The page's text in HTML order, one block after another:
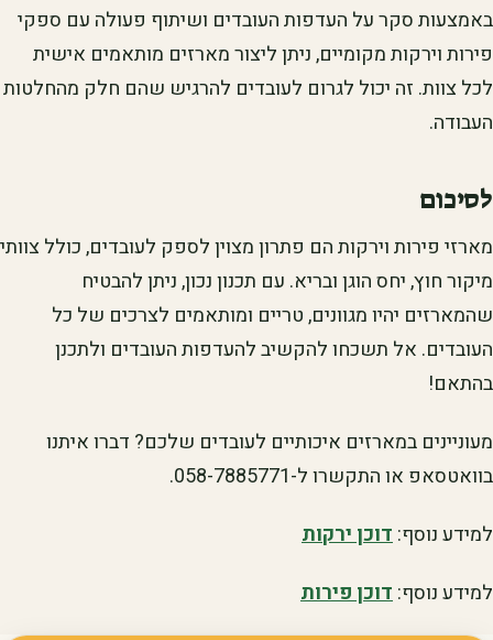
באמצעות סקר על העדפות העובדים ושיתוף פעולה עם ספקי
פירות וירקות מקומיים, ניתן ליצור מארזים מותאמים אישית
לכל צוות. זה יכול לגרום לעובדים להרגיש שהם חלק מהחלטות
העבודה.
לסיכום
מארזי פירות וירקות הם פתרון מצוין לספק לעובדים, כולל צוותי
מיקור חוץ, יחס הוגן ובריא. עם תכנון נכון, ניתן להבטיח
שהמארזים יהיו מגוונים, טריים ומותאמים לצרכים של כל
העובדים. אל תשכחו להקשיב להעדפות העובדים ולתכנן
בהתאם!
מעוניינים במארזים איכותיים לעובדים שלכם? דברו איתנו
בוואטסאפ או התקשרו ל-058-7885771.
למידע נוסף:דוכן ירקות
למידע נוסף:דוכן פירות